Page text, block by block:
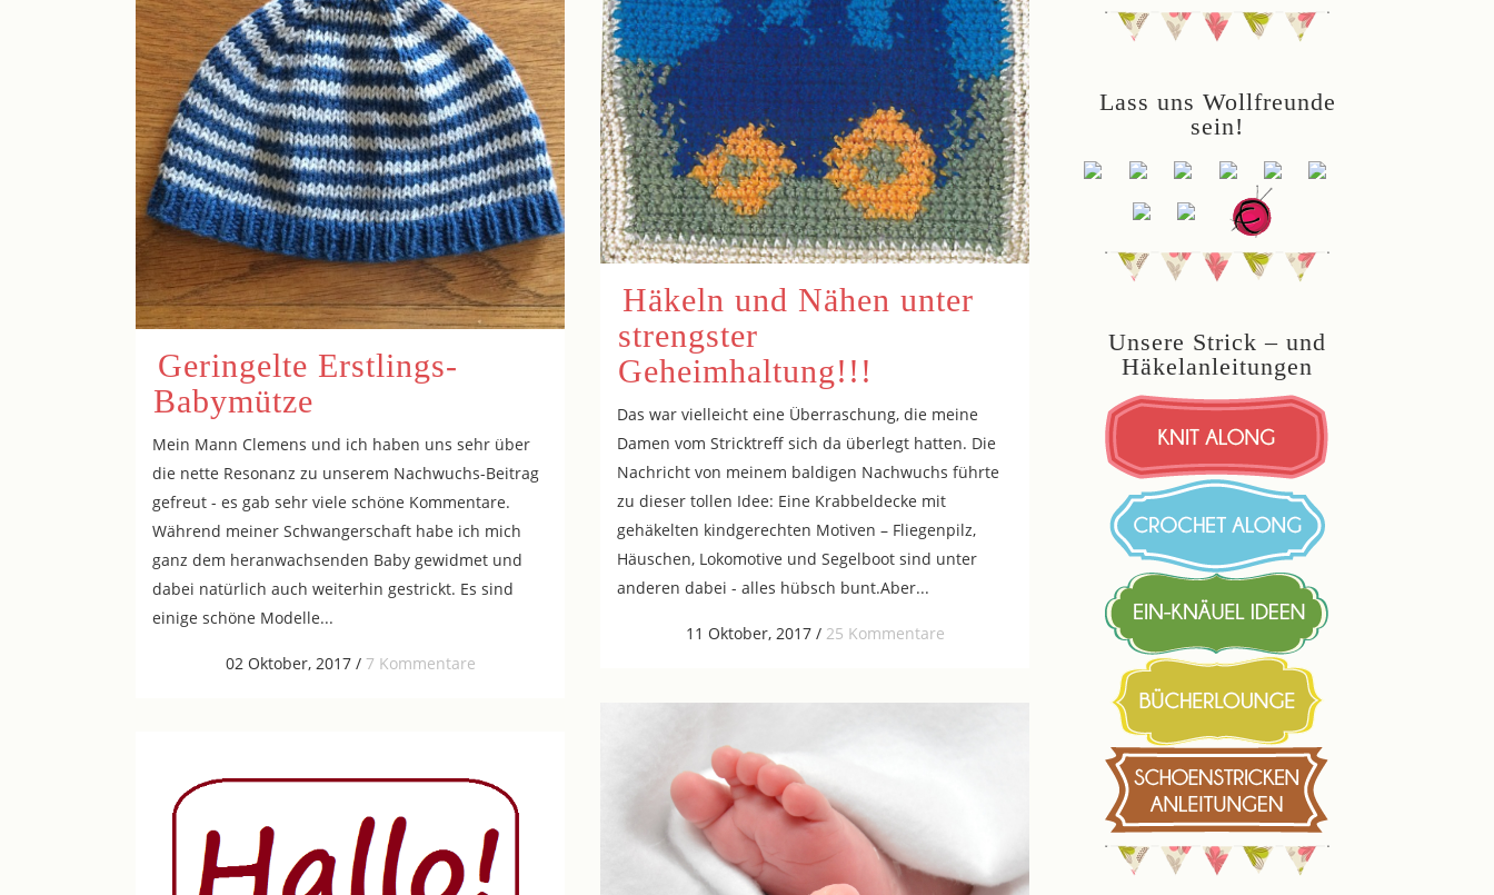
Häkeln und Nähen unter
strengster
Geheimhaltung!!!
Das war vielleicht eine Überraschung, die meine
Damen vom Stricktreff sich da überlegt hatten. Die
Nachricht von meinem baldigen Nachwuchs führte
zu dieser tollen Idee: Eine Krabbeldecke mit
gehäkelten kindgerechten Motiven – Fliegenpilz,
Häuschen, Lokomotive und Segelboot sind unter
anderen dabei - alles hübsch bunt.Aber...
11 Oktober, 2017/ 25 Kommentare
Geringelte Erstlings-
Babymütze
Mein Mann Clemens und ich haben uns sehr über
die nette Resonanz zu unserem Nachwuchs-Beitrag
gefreut - es gab sehr viele schöne Kommentare.
Während meiner Schwangerschaft habe ich mich
ganz dem heranwachsenden Baby gewidmet und
dabei natürlich auch weiterhin gestrickt. Es sind
einige schöne Modelle...
02 Oktober, 2017/ 7 Kommentare
Lass uns Wollfreunde
sein!
Unsere Strick – und
Häkelanleitungen